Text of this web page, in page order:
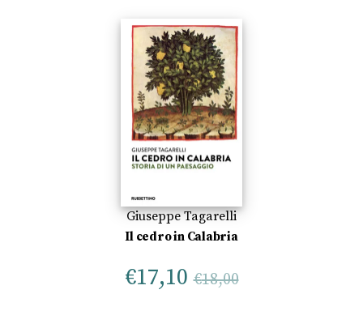
Giuseppe Tagarelli
Il cedro in Calabria
€17,10 €18,00